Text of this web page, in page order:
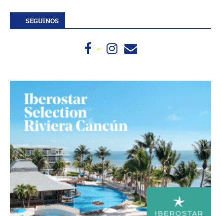
SEGUINOS